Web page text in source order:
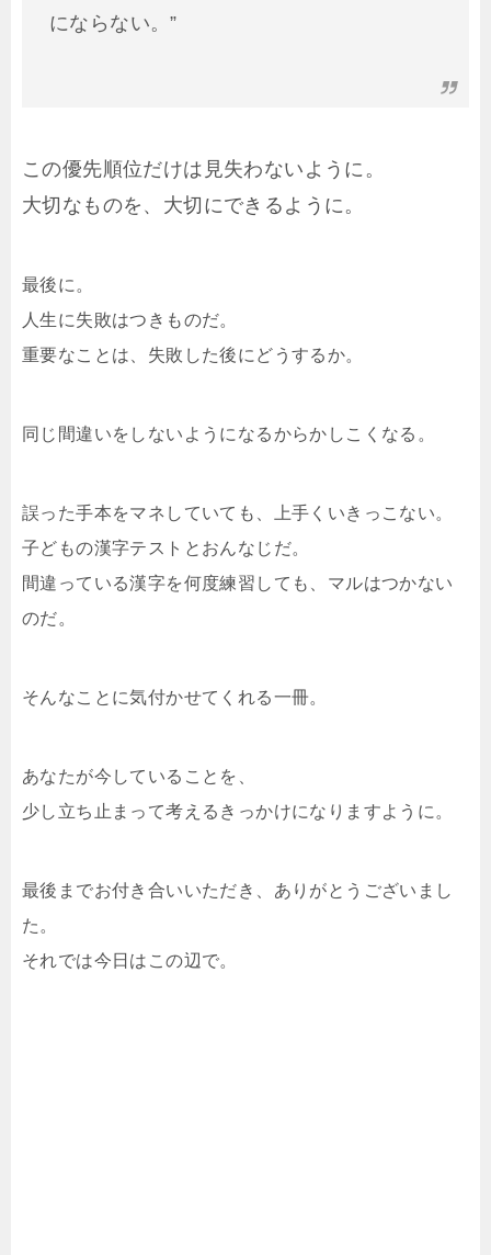
にならない。”
この優先順位だけは見失わないように。
大切なものを、大切にできるように。
最後に。
人生に失敗はつきものだ。
重要なことは、失敗した後にどうするか。
同じ間違いをしないようになるからかしこくなる。
誤った手本をマネしていても、上手くいきっこない。
子どもの漢字テストとおんなじだ。
間違っている漢字を何度練習しても、マルはつかない
のだ。
そんなことに気付かせてくれる一冊。
あなたが今していることを、
少し立ち止まって考えるきっかけになりますように。
最後までお付き合いいただき、ありがとうございまし
た。
それでは今日はこの辺で。